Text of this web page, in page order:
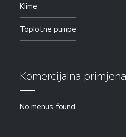
Klime
Toplotne pumpe
Komercijalna primjena
No menus found.